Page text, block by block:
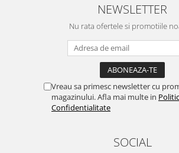
NEWSLETTER
Nu rata ofertele si promotiile
Vreau sa primesc newsletter cu
magazinului. Afla mai multe in
Confidentialitate
SOCIAL